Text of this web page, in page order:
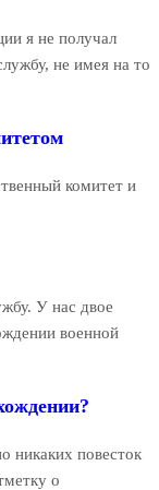
я не получал
не имея на то
комитет и
У нас двое
военной
никаких повесток
о